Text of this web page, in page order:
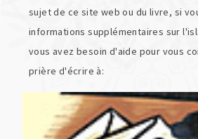
sujet de ce site web ou du livre, si
informations supplémentaires sur
vous avez besoin d'aide pour vous
prière d'écrire à: